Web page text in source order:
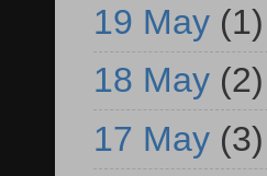
19 May (1)
18 May (2)
17 May (3)